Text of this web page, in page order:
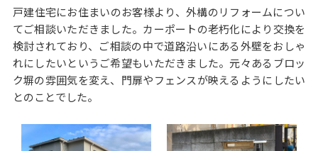
戸建住宅にお住まいのお客様より、外構のリフォームについ
てご相談いただきました。カーポートの老朽化により交換を
検討されており、ご相談の中で道路沿いにある外壁をおしゃ
れにしたいというご希望もいただきました。元々あるブロッ
ク塀の雰囲気を変え、門扉やフェンスが映えるようにしたい
とのことでした。